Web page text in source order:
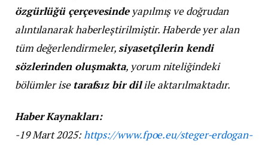
özgürlüğü çerçevesindeyapılmış ve doğrudan
alıntılanarak haberleştirilmiştir. Haberde yer alan
tüm değerlendirmeler,siyasetçilerin kendi
sözlerinden oluşmakta, yorum niteliğindeki
bölümler ise tarafsız bir dilile aktarılmaktadır.
Haber Kaynakları:
-19 Mart 2025:https://www.fpoe.eu/steger-erdogan-